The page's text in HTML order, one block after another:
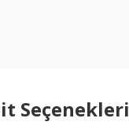
Seçenekleri